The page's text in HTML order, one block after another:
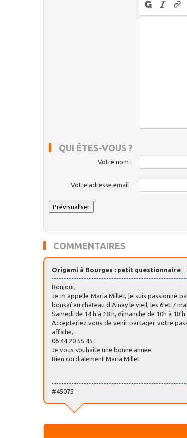
QUI ÊTES-VOUS ?
Votre nom
Votre adresse email
COMMENTAIRES
Origami à Bourges : petit questionnaire -
Bonjour,
Je m appelle Maria Millet, je suis passionné
bonsaï au château d Ainay le vieil, les 6 et 7
Samedi de 14 h à 18 h, dimanche de 10h à 18 h.
Accepteriez vous de venir partager votre
affiche,
06 44 20 55 45 .
Je vous souhaite une bonne année
Bien cordialement Maria Millet
#45075